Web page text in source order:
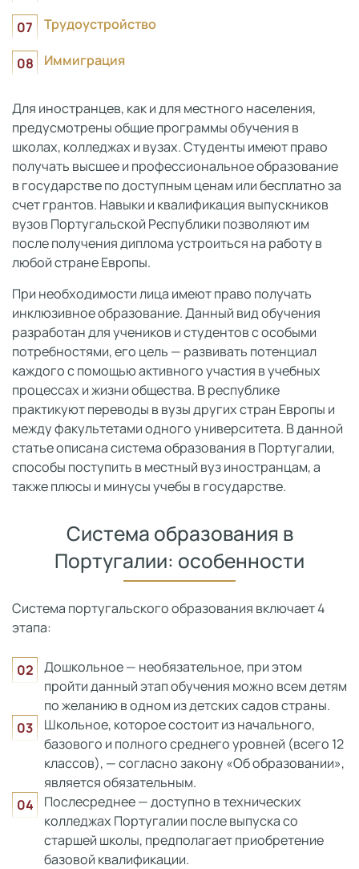
Трудоустройство
Иммиграция
Для иностранцев, как и для местного населения,
предусмотрены общие программы обучения в
школах, колледжах и вузах. Студенты имеют право
получать высшее и профессиональное образование
в государстве по доступным ценам или бесплатно за
счет грантов. Навыки и квалификация выпускников
вузов Португальской Республики позволяют им
после получения диплома устроиться на работу в
любой стране Европы.
При необходимости лица имеют право получать
инклюзивное образование. Данный вид обучения
разработан для учеников и студентов с особыми
потребностями, его цель — развивать потенциал
каждого с помощью активного участия в учебных
процессах и жизни общества. В республике
практикуют переводы в вузы других стран Европы и
между факультетами одного университета. В данной
статье описана система образования в Португалии,
способы поступить в местный вуз иностранцам, а
также плюсы и минусы учебы в государстве.
Система образования в
Португалии: особенности
Система португальского образования включает 4
этапа:
Дошкольное — необязательное, при этом
пройти данный этап обучения можно всем детям
по желанию в одном из детских садов страны.
Школьное, которое состоит из начального,
базового и полного среднего уровней (всего 12
классов), — согласно закону «Об образовании»,
является обязательным.
Послесреднее — доступно в технических
колледжах Португалии после выпуска со
старшей школы, предполагает приобретение
базовой квалификации.